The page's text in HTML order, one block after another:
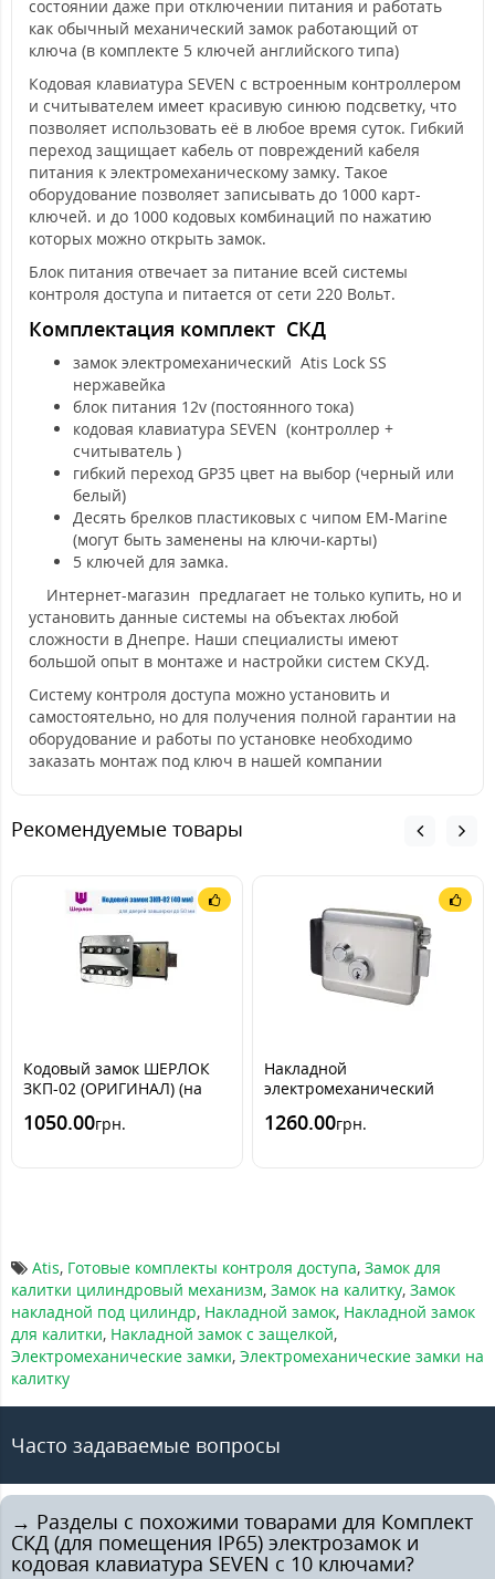
состоянии даже при отключении питания и работать
как обычный механический замок работающий от
ключа (в комплекте 5 ключей английского типа)
Кодовая клавиатура SEVEN с встроенным контроллером
и считывателем имеет красивую синюю подсветку, что
позволяет использовать её в любое время суток. Гибкий
переход защищает кабель от повреждений кабеля
питания к электромеханическому замку. Такое
оборудование позволяет записывать до 1000 карт-
ключей. и до 1000 кодовых комбинаций по нажатию
которых можно открыть замок.
Блок питания отвечает за питание всей системы
контроля доступа и питается от сети 220 Вольт.
Комплектация комплект СКД
замок электромеханический Atis Lock SS
нержавейка
блок питания 12v (постоянного тока)
кодовая клавиатура SEVEN (контроллер +
считыватель )
гибкий переход GP35 цвет на выбор (черный или
белый)
Десять брелков пластиковых с чипом EM-Marine
(могут быть заменены на ключи-карты)
5 ключей для замка.
Интернет-магазин предлагает не только купить, но и
установить данные системы на объектах любой
сложности в Днепре. Наши специалисты имеют
большой опыт в монтаже и настройки систем СКУД.
Систему контроля доступа можно установить и
самостоятельно, но для получения полной гарантии на
оборудование и работы по установке необходимо
заказать монтаж под ключ в нашей компании
Рекомендуемые товары
Кодовый замок ШЕРЛОК
ЗКП-02 (ОРИГИНАЛ) (на
1050.00грн.
Накладной
электромеханический
1260.00грн.
Atis, Готовые комплекты контроля доступа, Замок для
калитки цилиндровый механизм, Замок на калитку, Замок
накладной под цилиндр, Накладной замок, Накладной замок
для калитки, Накладной замок с защелкой,
Электромеханические замки, Электромеханические замки на
калитку
Часто задаваемые вопросы
→ Разделы с похожими товарами для Комплект
СКД (для помещения IP65) электрозамок и
кодовая клавиатура SEVEN с 10 ключами?